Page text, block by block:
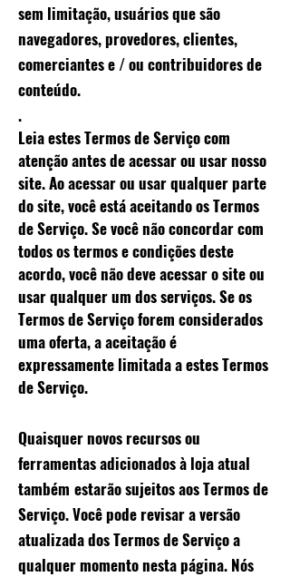
sem limitação, usuários que são
navegadores, provedores, clientes,
comerciantes e / ou contribuidores de
conteúdo.
.
Leia estes Termos de Serviço com
atenção antes de acessar ou usar nosso
site. Ao acessar ou usar qualquer parte
do site, você está aceitando os Termos
de Serviço. Se você não concordar com
todos os termos e condições deste
acordo, você não deve acessar o site ou
usar qualquer um dos serviços. Se os
Termos de Serviço forem considerados
uma oferta, a aceitação é
expressamente limitada a estes Termos
de Serviço.
Quaisquer novos recursos ou
ferramentas adicionados à loja atual
também estarão sujeitos aos Termos de
Serviço. Você pode revisar a versão
atualizada dos Termos de Serviço a
qualquer momento nesta página. Nós